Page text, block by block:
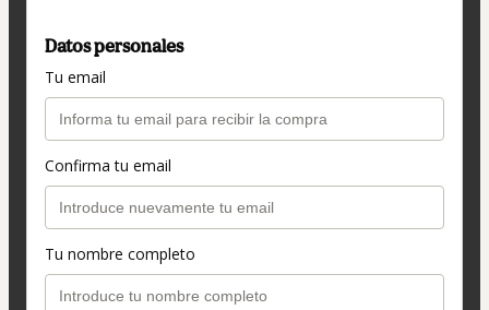
Datos personales
Tu email
Confirma tu email
Tu nombre completo